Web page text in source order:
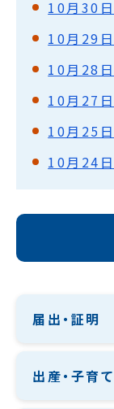
届出・証明
出産・子育て